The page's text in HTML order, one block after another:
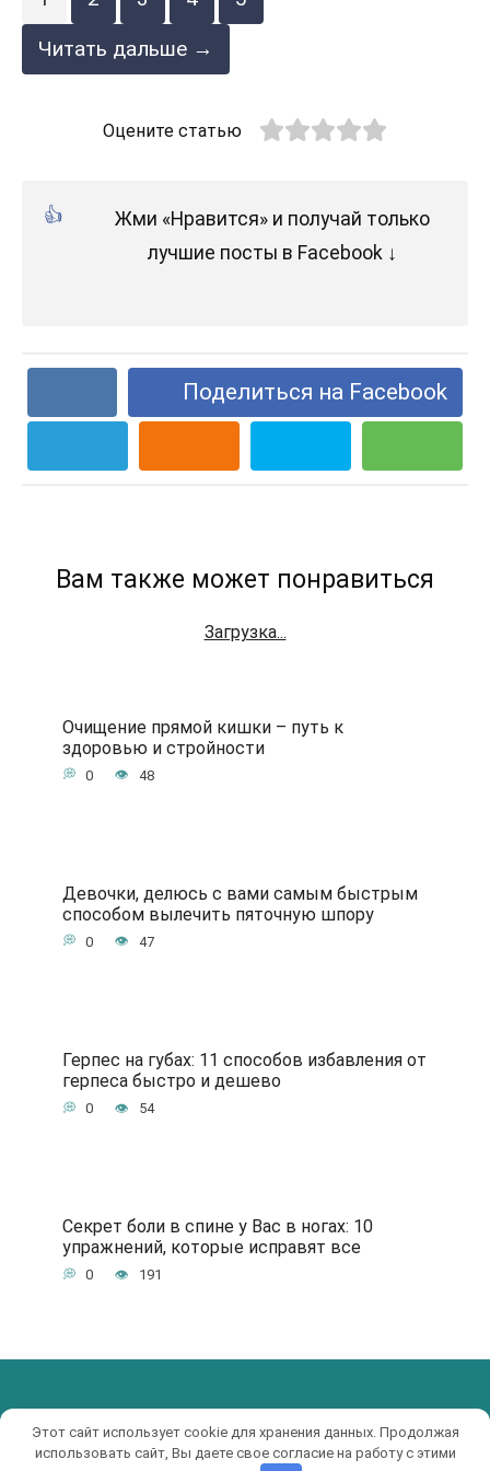
Читать дальше →
Оцените статью
Жми «Нравится» и получай только
лучшие посты в Facebook ↓
Поделиться на Facebook
Вам также может понравиться
Загрузка...
Очищение прямой кишки – путь к
здоровью и стройности
0 48
Девочки, делюсь с вами самым быстрым
способом вылечить пяточную шпору
0 47
Герпес на губах: 11 способов избавления от
герпеса быстро и дешево
0 54
Секрет боли в спине у Вас в ногах: 10
упражнений, которые исправят все
0 191
© 2017-2019 KRUTIAK.RU
Этот сайт использует cookie для хранения данных. Продолжая
использовать сайт, Вы даете свое согласие на работу с этими